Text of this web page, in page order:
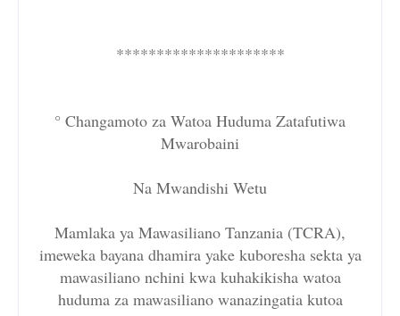
*********************
° Changamoto za Watoa Huduma Zatafutiwa
Mwarobaini
Na Mwandishi Wetu
Mamlaka ya Mawasiliano Tanzania (TCRA),
imeweka bayana dhamira yake kuboresha sekta ya
mawasiliano nchini kwa kuhakikisha watoa
huduma za mawasiliano wanazingatia kutoa